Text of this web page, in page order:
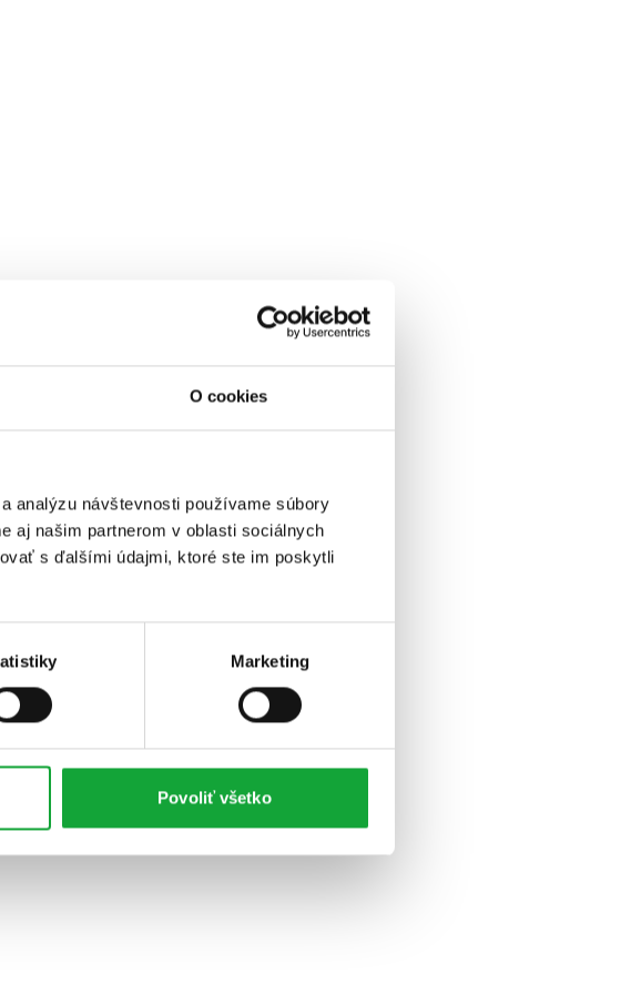
O cookies
analýzu návštevnosti používame súbory
aj našim partnerom v oblasti sociálnych
s ďalšími údajmi, ktoré ste im poskytli
Marketing
Povoliť všetko